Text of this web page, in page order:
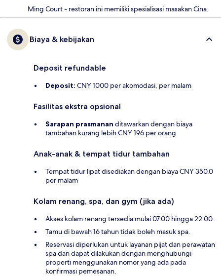
Ming Court - restoran ini memiliki spesialisasi masakan Cina.
Biaya & kebijakan
Deposit refundable
Deposit: CNY 1000 per akomodasi, per malam
Fasilitas ekstra opsional
Sarapan prasmanan ditawarkan dengan biaya
tambahan kurang lebih CNY 196 per orang
Anak-anak & tempat tidur tambahan
Tempat tidur lipat disediakan dengan biaya CNY 350.0
per malam
Kolam renang, spa, dan gym (jika ada)
Akses kolam renang tersedia mulai 07.00 hingga 22.00.
Tamu di bawah 16 tahun tidak boleh masuk spa.
Reservasi diperlukan untuk layanan pijat dan perawatan
spa dan dapat dilakukan dengan menghubungi
properti menggunakan nomor yang ada pada
konfirmasi pemesanan.